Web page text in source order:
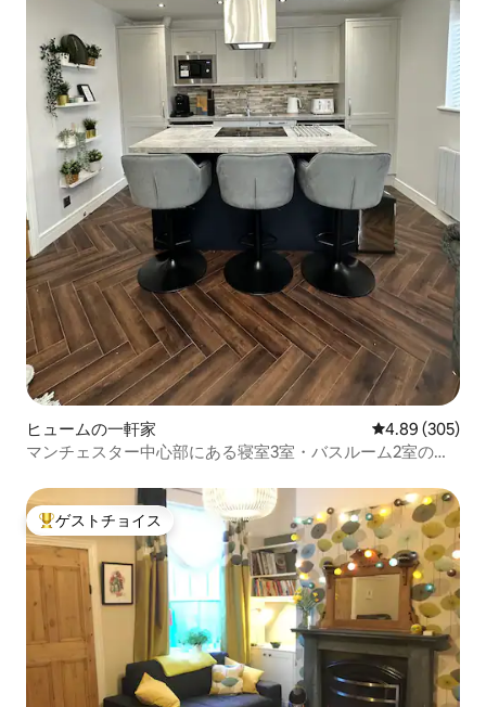
ヒュームの一軒家 レビュー305
4.89 (305)
マンチェスター中心部にある寝室3室・バスルーム2室の宿
大好評のゲストチョイスです。
ゲストチョイス